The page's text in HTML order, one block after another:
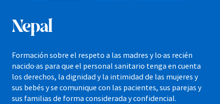
Nepal
Formación sobre el respeto a las madres y lo·as recién
nacido·as para que el personal sanitario tenga en cuenta
los derechos, la dignidad y la intimidad de las mujeres y
sus bebés y se comunique con las pacientes, sus parejas y
sus familias de forma considerada y confidencial.